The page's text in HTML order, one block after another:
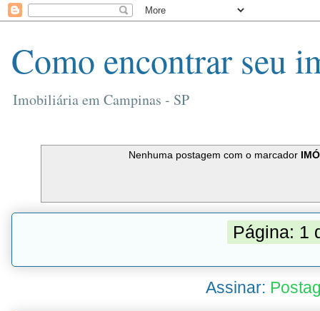
Como encontrar seu
Imobiliária em Campinas - SP
Nenhuma postagem com o marcador
Página: 1
Assinar: